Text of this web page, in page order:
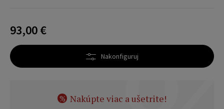
93,00 €
Nakonfiguruj
% Nakúpte viac a ušetrite!